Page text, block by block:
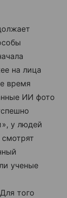
на лица
время
ИИ фото
у людей
ученые
того